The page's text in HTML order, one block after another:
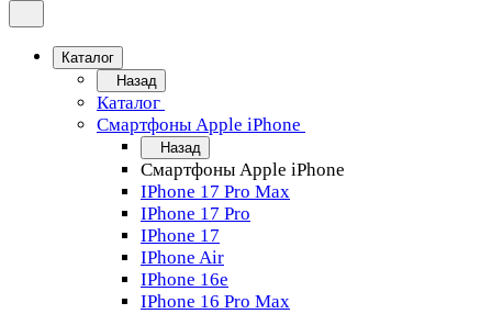
Каталог
Назад
Каталог
Смартфоны Apple iPhone
Назад
Смартфоны Apple iPhone
IPhone 17 Pro Max
IPhone 17 Pro
IPhone 17
IPhone Air
IPhone 16e
IPhone 16 Pro Max